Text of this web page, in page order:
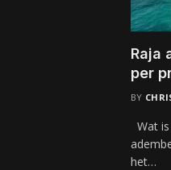
Raja
per
BY
Wat
het…